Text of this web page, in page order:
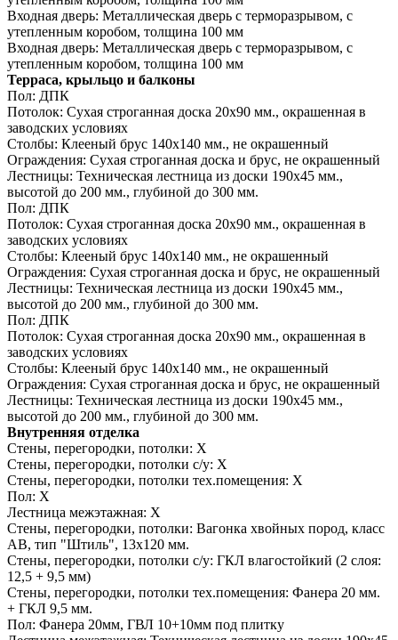
Входная дверь: Металлическая дверь с терморазрывом, с
утепленным коробом, толщина 100 мм
Входная дверь: Металлическая дверь с терморазрывом, с
утепленным коробом, толщина 100 мм
Терраса, крыльцо и балконы
Пол: ДПК
Потолок: Сухая строганная доска 20х90 мм., окрашенная в
заводских условиях
Столбы: Клееный брус 140х140 мм., не окрашенный
Ограждения: Сухая строганная доска и брус, не окрашенный
Лестницы: Техническая лестница из доски 190х45 мм.,
высотой до 200 мм., глубиной до 300 мм.
Пол: ДПК
Потолок: Сухая строганная доска 20х90 мм., окрашенная в
заводских условиях
Столбы: Клееный брус 140х140 мм., не окрашенный
Ограждения: Сухая строганная доска и брус, не окрашенный
Лестницы: Техническая лестница из доски 190х45 мм.,
высотой до 200 мм., глубиной до 300 мм.
Пол: ДПК
Потолок: Сухая строганная доска 20х90 мм., окрашенная в
заводских условиях
Столбы: Клееный брус 140х140 мм., не окрашенный
Ограждения: Сухая строганная доска и брус, не окрашенный
Лестницы: Техническая лестница из доски 190х45 мм.,
высотой до 200 мм., глубиной до 300 мм.
Внутренняя отделка
Стены, перегородки, потолки: Х
Стены, перегородки, потолки с/у: Х
Стены, перегородки, потолки тех.помещения: Х
Пол: Х
Лестница межэтажная: Х
Стены, перегородки, потолки: Вагонка хвойных пород, класс
АВ, тип "Штиль", 13х120 мм.
Стены, перегородки, потолки с/у: ГКЛ влагостойкий (2 слоя:
12,5 + 9,5 мм)
Стены, перегородки, потолки тех.помещения: Фанера 20 мм.
+ ГКЛ 9,5 мм.
Пол: Фанера 20мм, ГВЛ 10+10мм под плитку